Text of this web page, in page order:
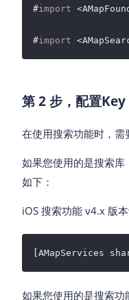
#import
#import
第 2 步，配置Key
在使用搜索功能时，需
如果您使用的是搜索
如下：
iOS 搜索功能 v4.x 版
[AMapServices
如果您使用的是搜索